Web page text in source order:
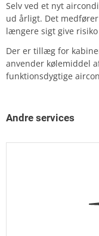
Selv ved et nyt
ud årligt. Det
længere sigt give
Der er tillæg for
anvender kølemiddel
funktionsdygtige
Andre services